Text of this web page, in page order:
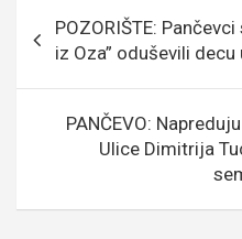
o
o
k
e
Кретање
чланка
POZORIŠTE:
iz Oza” oduševili
PANČEVO:
Ulice Dimitrija